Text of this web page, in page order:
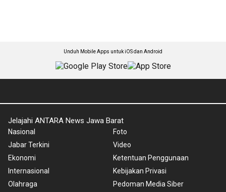
Unduh Mobile Apps untuk iOS dan Android
Jelajahi ANTARA News Jawa Barat
Nasional
Jabar Terkini
Ekonomi
Internasional
Olahraga
Foto
Video
Ketentuan Penggunaan
Kebijakan Privasi
Pedoman Media Siber